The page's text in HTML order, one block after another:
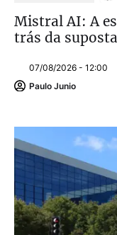
Mistral AI: A
trás da
07/08/2026 - 12:00
Paulo Junio